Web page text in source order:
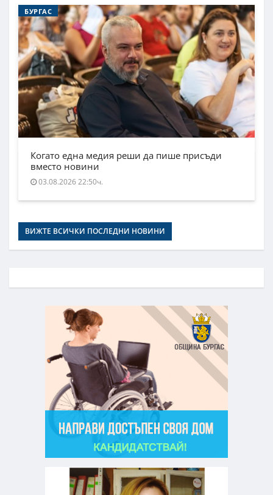
БУРГАС
Когато една медия реши да пише присъди
вместо новини
03.08.2026 22:50ч.
ВИЖТЕ ВСИЧКИ ПОСЛЕДНИ НОВИНИ